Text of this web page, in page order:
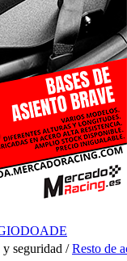
y seguridad /Resto de
2026 12:14
,Women ,Top
2 rallyes